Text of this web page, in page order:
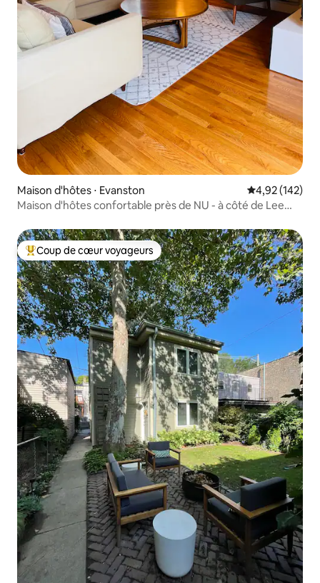
Maison d'hôtes ⋅ Evanston Évaluation
4,92 (142)
Maison d'hôtes confortable près de NU - à côté de Lee
Coups de cœur voyageurs les plus appréciés
Coup de cœur voyageurs